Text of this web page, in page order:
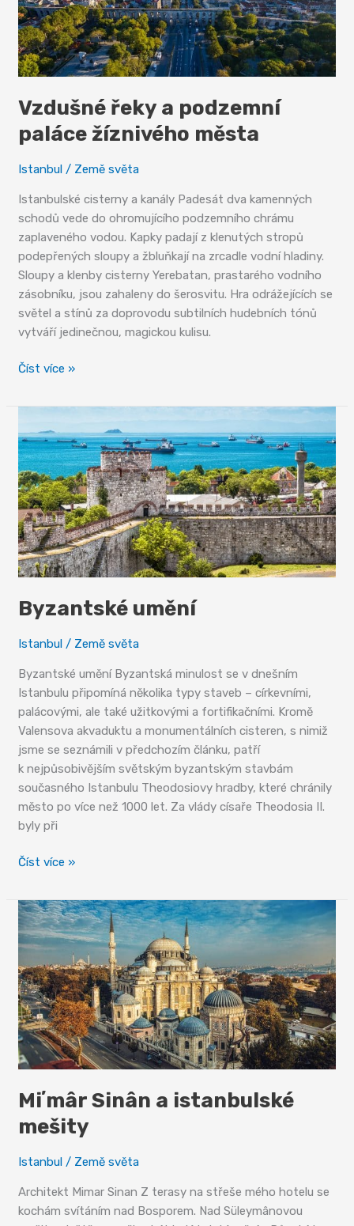
Vzdušné řeky a podzemní
paláce žíznivého města
Istanbul / Země světa
Istanbulské cisterny a kanály Padesát dva kamenných
schodů vede do ohromujícího podzemního chrámu
zaplaveného vodou. Kapky padají z klenutých stropů
podepřených sloupy a žbluňkají na zrcadle vodní hladiny.
Sloupy a klenby cisterny Yerebatan, prastarého vodního
zásobníku, jsou zahaleny do šerosvitu. Hra odrážejících se
světel a stínů za doprovodu subtilních hudebních tónů
vytváří jedinečnou, magickou kulisu.
Vzdušné
a
paláce
žíznivého
města
Číst více »
Byzantské umění
Istanbul / Země světa
Byzantské umění Byzantská minulost se v dnešním
Istanbulu připomíná několika typy staveb – církevními,
palácovými, ale také užitkovými a fortifikačními. Kromě
Valensova akvaduktu a monumentálních cisteren, s nimiž
jsme se seznámili v předchozím článku, patří
k nejpůsobivějším světským byzantským stavbám
současného Istanbulu Theodosiovy hradby, které chránily
město po více než 1000 let. Za vlády císaře Theodosia II.
byly při
Byzantské
Číst více »
Miʼmâr Sinân a istanbulské
mešity
Istanbul / Země světa
Architekt Mimar Sinan Z terasy na střeše mého hotelu se
kochám svítáním nad Bosporem. Nad Süleymânovou